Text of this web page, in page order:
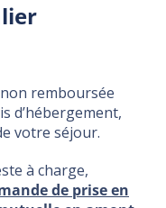
remboursée
d’hébergement,
votre séjour.
à charge,
de prise en